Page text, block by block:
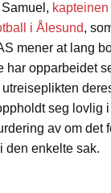
kapteinen
i Ålesund,
mener at lang
har opparbeidet
seg lovlig
av om det
den enkelte sak.